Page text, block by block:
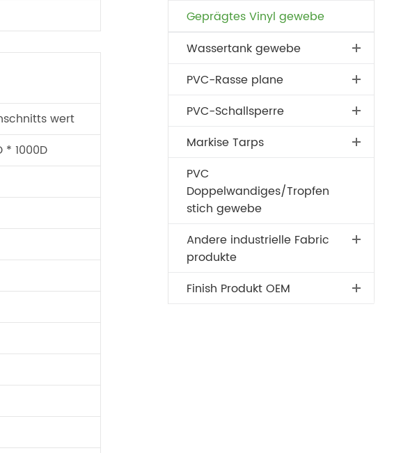
wert
* 1000D
Geprägtes Vinyl gewebe
Wassertank gewebe
PVC-Rasse plane
PVC-Schallsperre
Markise Tarps
PVC
Doppelwandiges/Tropfen
stich gewebe
Andere industrielle Fabric
produkte
Finish Produkt OEM